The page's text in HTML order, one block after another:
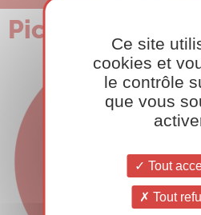
Ce site
cookies et
le contrôle
que vous
Tout
Tout